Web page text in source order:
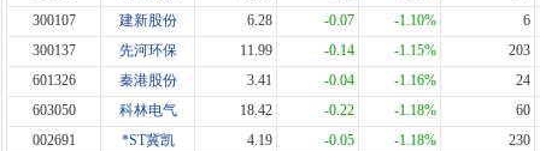
300107
建新股份 6.28 -0.07 -1.10%
6
300137
先河环保 11.99 -0.14 -1.15%
203
601326
秦港股份 3.41 -0.04 -1.16%
24
603050
科林电气 18.42 -0.22 -1.18%
60
002691
*ST冀凯 4.19 -0.05 -1.18%
230